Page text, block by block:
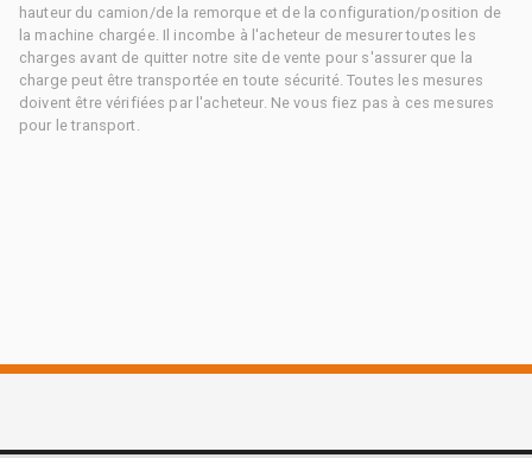
hauteur du camion/de la remorque et de la configuration/position de
la machine chargée. Il incombe à l'acheteur de mesurer toutes les
charges avant de quitter notre site de vente pour s'assurer que la
charge peut être transportée en toute sécurité. Toutes les mesures
doivent être vérifiées par l'acheteur. Ne vous fiez pas à ces mesures
pour le transport.